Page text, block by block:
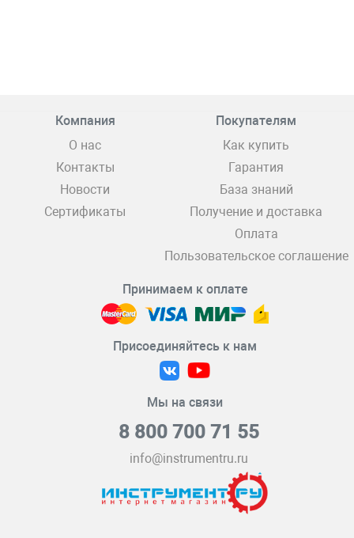
Компания
О нас
Контакты
Новости
Сертификаты
Покупателям
Как купить
Гарантия
База знаний
Получение и доставка
Оплата
Пользовательское соглашение
Принимаем к оплате
Присоединяйтесь к нам
Мы на связи
8 800 700 71 55
info@instrumentru.ru